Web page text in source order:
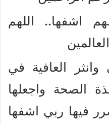
اشفها.. اللهم
العافية في
الصحة واجعلها
فيها ربي اشفها